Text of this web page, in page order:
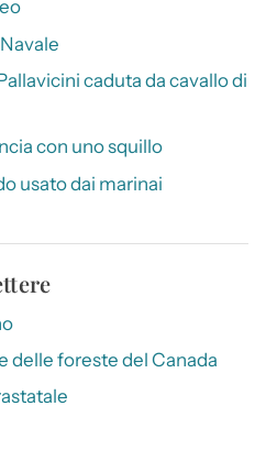
caduta da cavallo di
con uno squillo
usato dai marinai
delle foreste del Canada